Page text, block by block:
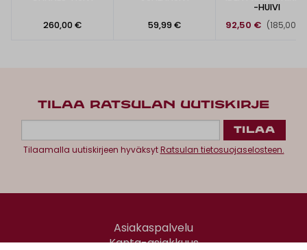
260,00 € 59,99 €
-HUIVI
92,50 € (185,00
TILAA RATSULAN UUTISKIRJE
Tilaamalla uutiskirjeen hyväksytRatsulan tietosuojaselosteen.
Asiakaspalvelu
Kanta-asiakkuus